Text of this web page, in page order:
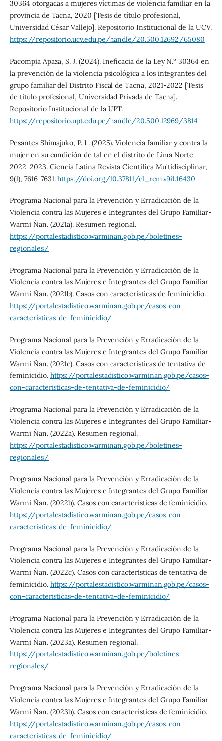
30364 otorgadas a mujeres víctimas de violencia familiar en la
provincia de Tacna, 2020 [Tesis de título profesional,
Universidad César Vallejo]. Repositorio Institucional de la UCV.
https://repositorio.ucv.edu.pe/handle/20.500.12692/65080
Pacompia Apaza, S. J. (2024). Ineficacia de la Ley N.° 30364 en
la prevención de la violencia psicológica a los integrantes del
grupo familiar del Distrito Fiscal de Tacna, 2021-2022 [Tesis
de título profesional, Universidad Privada de Tacna].
Repositorio Institucional de la UPT.
https://repositorio.upt.edu.pe/handle/20.500.12969/3814
Pesantes Shimajuko, P. L. (2025). Violencia familiar y contra la
mujer en su condición de tal en el distrito de Lima Norte
2022-2023. Ciencia Latina Revista Científica Multidisciplinar,
9(1), 7616-7631. https://doi.org/10.37811/cl_rcm.v9i1.16430
Programa Nacional para la Prevención y Erradicación de la
Violencia contra las Mujeres e Integrantes del Grupo Familiar-
Warmi Ñan. (2021a). Resumen regional.
https://portalestadistico.warminan.gob.pe/boletines-
regionales/
Programa Nacional para la Prevención y Erradicación de la
Violencia contra las Mujeres e Integrantes del Grupo Familiar-
Warmi Ñan. (2021b). Casos con características de feminicidio.
https://portalestadistico.warminan.gob.pe/casos-con-
caracteristicas-de-feminicidio/
Programa Nacional para la Prevención y Erradicación de la
Violencia contra las Mujeres e Integrantes del Grupo Familiar-
Warmi Ñan. (2021c). Casos con características de tentativa de
feminicidio. https://portalestadistico.warminan.gob.pe/casos-
con-caracteristicas-de-tentativa-de-feminicidio/
Programa Nacional para la Prevención y Erradicación de la
Violencia contra las Mujeres e Integrantes del Grupo Familiar-
Warmi Ñan. (2022a). Resumen regional.
https://portalestadistico.warminan.gob.pe/boletines-
regionales/
Programa Nacional para la Prevención y Erradicación de la
Violencia contra las Mujeres e Integrantes del Grupo Familiar-
Warmi Ñan. (2022b). Casos con características de feminicidio.
https://portalestadistico.warminan.gob.pe/casos-con-
caracteristicas-de-feminicidio/
Programa Nacional para la Prevención y Erradicación de la
Violencia contra las Mujeres e Integrantes del Grupo Familiar-
Warmi Ñan. (2022c). Casos con características de tentativa de
feminicidio. https://portalestadistico.warminan.gob.pe/casos-
con-caracteristicas-de-tentativa-de-feminicidio/
Programa Nacional para la Prevención y Erradicación de la
Violencia contra las Mujeres e Integrantes del Grupo Familiar-
Warmi Ñan. (2023a). Resumen regional.
https://portalestadistico.warminan.gob.pe/boletines-
regionales/
Programa Nacional para la Prevención y Erradicación de la
Violencia contra las Mujeres e Integrantes del Grupo Familiar-
Warmi Ñan. (2023b). Casos con características de feminicidio.
https://portalestadistico.warminan.gob.pe/casos-con-
caracteristicas-de-feminicidio/